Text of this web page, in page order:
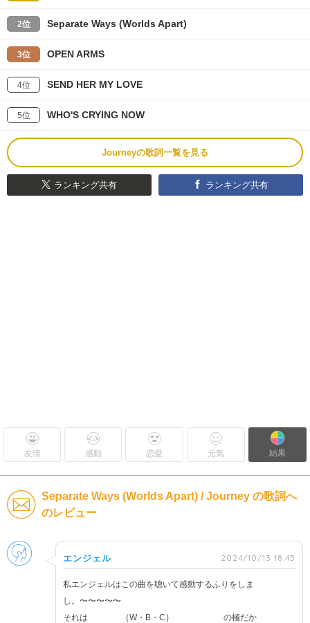
2位 Separate Ways (Worlds Apart)
3位 OPEN ARMS
4位 SEND HER MY LOVE
5位 WHO'S CRYING NOW
Journeyの歌詞一覧を見る
ランキング共有 ランキング共有
友情 感動 恋愛 元気 結果
Separate Ways (Worlds Apart) / Journey の歌詞へ
のレビュー
男性
エンジェル 2024/10/13 18:45
私エンジェルはこの曲を聴いて感動するふりをしま
し。〜〜〜〜〜
それは ｛W・B・C｝ の極だか